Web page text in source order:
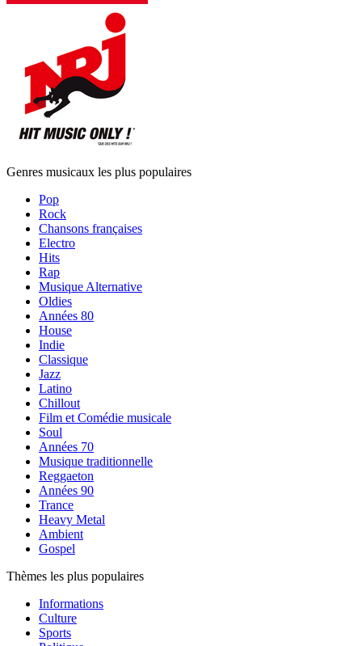
Genres musicaux les plus populaires
Pop
Rock
Chansons françaises
Electro
Hits
Rap
Musique Alternative
Oldies
Années 80
House
Indie
Classique
Jazz
Latino
Chillout
Film et Comédie musicale
Soul
Années 70
Musique traditionnelle
Reggaeton
Années 90
Trance
Heavy Metal
Ambient
Gospel
Thèmes les plus populaires
Informations
Culture
Sports